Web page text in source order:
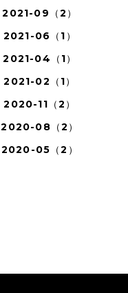
2021-09（2）
2021-06（1）
2021-04（1）
2021-02（1）
2020-11（2）
2020-08（2）
2020-05（2）